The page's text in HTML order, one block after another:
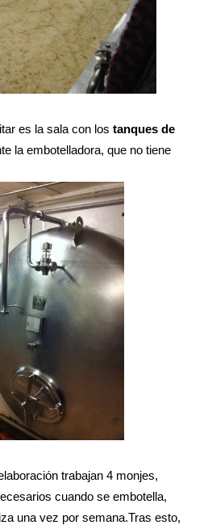
es la sala con los tanques de
la embotelladora, que no tiene
trabajan 4 monjes,
cuando se embotella,
una vez por semana.Tras esto,